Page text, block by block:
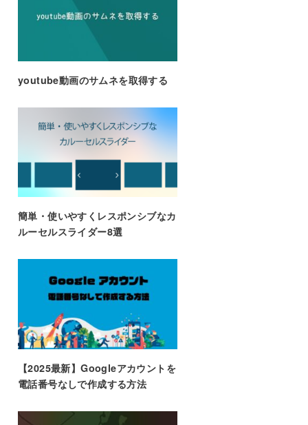
youtube動画のサムネを取得する
簡単・使いやすくレスポンシブなカ
ルーセルスライダー8選
【2025最新】Googleアカウントを
電話番号なしで作成する方法